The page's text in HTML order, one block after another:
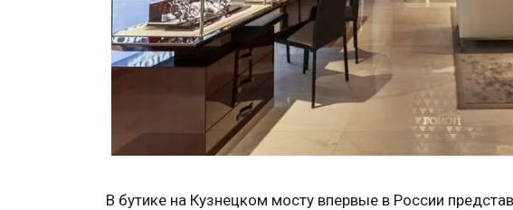
В бутике на Кузнецком мосту впервые в России